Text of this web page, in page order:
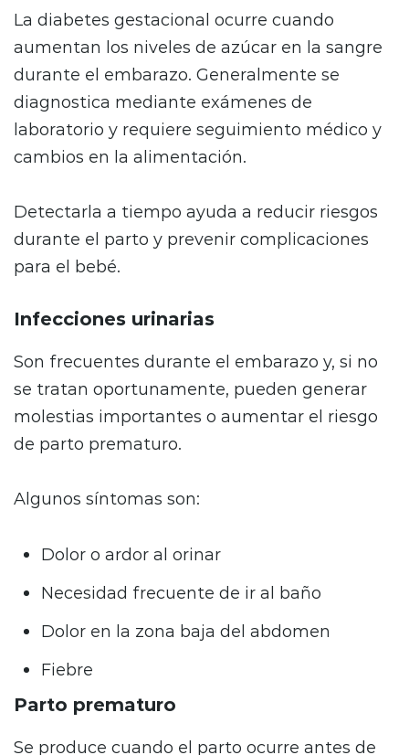
La diabetes gestacional ocurre cuando
aumentan los niveles de azúcar en la sangre
durante el embarazo. Generalmente se
diagnostica mediante exámenes de
laboratorio y requiere seguimiento médico y
cambios en la alimentación.
Detectarla a tiempo ayuda a reducir riesgos
durante el parto y prevenir complicaciones
para el bebé.
Infecciones urinarias
Son frecuentes durante el embarazo y, si no
se tratan oportunamente, pueden generar
molestias importantes o aumentar el riesgo
de parto prematuro.
Algunos síntomas son:
Dolor o ardor al orinar
Necesidad frecuente de ir al baño
Dolor en la zona baja del abdomen
Fiebre
Parto prematuro
Se produce cuando el parto ocurre antes de